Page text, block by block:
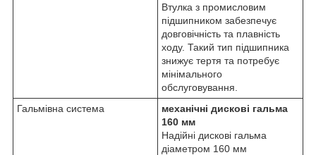
Втулка з промисловим
підшипником забезпечує
довговічність та плавність
ходу. Такий тип підшипника
знижує тертя та потребує
мінімального
обслуговування.
Гальмівна система
механічні дискові гальма
160 мм
Надійні дискові гальма
діаметром 160 мм